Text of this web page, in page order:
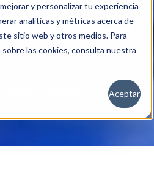
y personalizar tu experiencia
analíticas y métricas acerca de
sitio web y otros medios. Para
las cookies, consulta nuestra
Aceptar